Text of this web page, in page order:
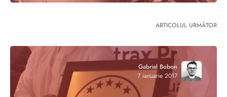
ARTICOLUL URMĂTOR
Gabriel Bobon
7 ianuarie 2017